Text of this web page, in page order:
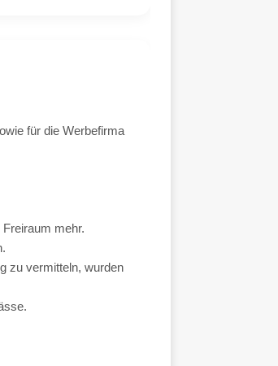
für die Werbefirma
mehr.
zu vermitteln, wurden